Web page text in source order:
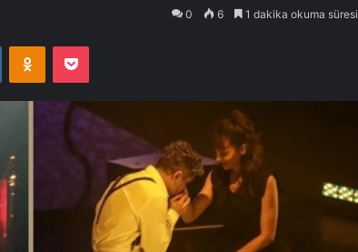
0 6 1 dakika okuma süresi
VKontakteOdnoklassniki
Pocket